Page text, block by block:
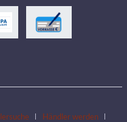
Händler werden